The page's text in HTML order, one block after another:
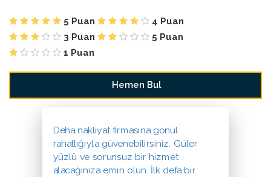
5 Puan
4 Puan
3 Puan
5 Puan
1 Puan
Deha nakliyat firmasına gönül
rahatlığıyla güvenebilirsiniz. Güler
yüzlü ve sorunsuz bir hizmet
alacağınıza emin olun. İlk defa bir